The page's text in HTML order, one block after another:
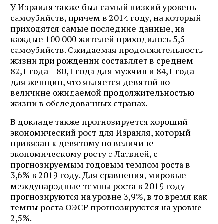
У Израиля также был самый низкий уровень
самоубийств, причем в 2014 году, на который
приходятся самые последние данные, на
каждые 100 000 жителей приходилось 5,5
самоубийств. Ожидаемая продолжительность
жизни при рождении составляет в среднем
82,1 года – 80,1 года для мужчин и 84,1 года
для женщин, что является девятой по
величине ожидаемой продолжительностью
жизни в обследованных странах.
В докладе также прогнозируется хороший
экономический рост для Израиля, который
привязан к девятому по величине
экономическому росту с Латвией, с
прогнозируемым годовым темпом роста в
3,6% в 2019 году. Для сравнения, мировые
международные темпы роста в 2019 году
прогнозируются на уровне 3,9%, в то время как
темпы роста ОЭСР прогнозируются на уровне
2,5%.